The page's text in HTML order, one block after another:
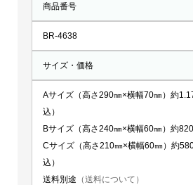
商品番号
BR-4638
サイズ・価格
Aサイズ（高さ290㎜×横幅70㎜）約
込）
Bサイズ（高さ240㎜×横幅60㎜）約
Cサイズ（高さ210㎜×横幅60㎜）約
込）
送料別途 （送料について）